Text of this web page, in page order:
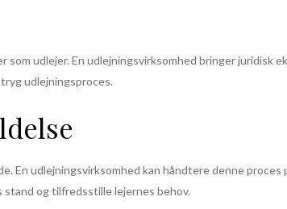
udlejer. En udlejningsvirksomhed bringer juridisk
udlejningsproces.
En udlejningsvirksomhed kan håndtere denne proces
og tilfredsstille lejernes behov.